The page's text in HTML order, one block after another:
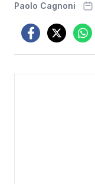
Paolo Cagnoni